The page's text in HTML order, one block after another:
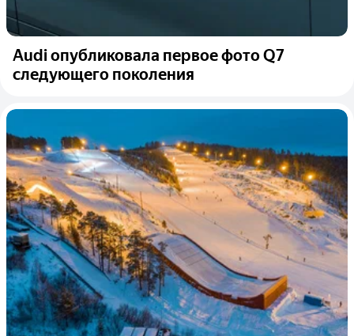
Audi опубликовала первое фото Q7
следующего поколения